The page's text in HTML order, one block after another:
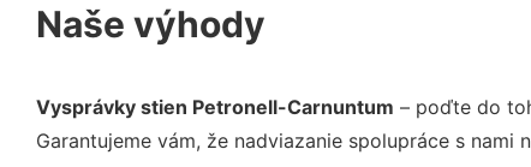
Naše výhody
Vysprávky stien Petronell-Carnuntum – poďte do
Garantujeme vám, že nadviazanie spolupráce s nami